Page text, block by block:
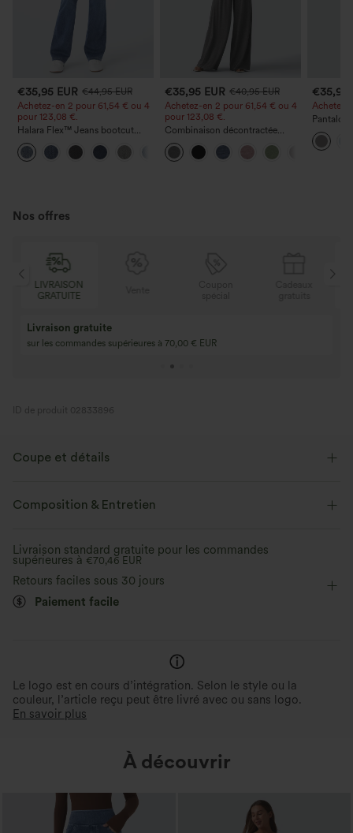
€35,95 EUR €44,95 EUR
Achetez-en 2 pour 61,54 € ou 4
pour 123,08 €.
Halara Flex™ Jeans bootcut
décontractés taille haute, effet
délavé, avec poches
€35,95 EUR €40,95 EUR
Achetez-en 2 pour 61,54 € ou 4
pour 123,08 €.
Combinaison décontractée
chinée à bretelles réglables,
fronces et jambes larges, avec
poches — facile comme tout
€35,95
Achetez-
Pantalon
poches
Nos offres
Vente
3 achetés, 1 offert
Achetez 4 pour 3, achetez 8 pour 6
ID de produit 02833896
Coupe et détails
Taille plate Décontracté
Élasticité quatre directions
Composition & Entretien
Livraison standard gratuite pour les commandes
supérieures à €70,46 EUR
Retours faciles sous 30 jours
Paiement facile
Le logo est en cours d’intégration. Selon le style ou la
couleur, l’article reçu peut être livré avec ou sans logo.
En savoir plus
À découvrir